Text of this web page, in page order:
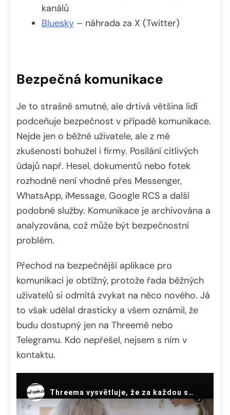
kanálů
Bluesky – náhrada za X (Twitter)
Bezpečná komunikace
Je to strašně smutné, ale drtivá většina lidí
podceňuje bezpečnost v případě komunikace.
Nejde jen o běžné uživatele, ale z mé
zkušenosti bohužel i firmy. Posílání citlivých
údajů např. Hesel, dokumentů nebo fotek
rozhodně není vhodné přes Messenger,
WhatsApp, iMessage, Google RCS a další
podobné služby. Komunikace je archivována a
analyzována, což může být bezpečnostní
problém.
Přechod na bezpečnější aplikace pro
komunikaci je obtížný, protože řada běžných
uživatelů si odmítá zvykat na něco nového. Já
to však udělal drasticky a všem oznámil, že
budu dostupný jen na Threemě nebo
Telegramu. Kdo nepřešel, nejsem s ním v
kontaktu.